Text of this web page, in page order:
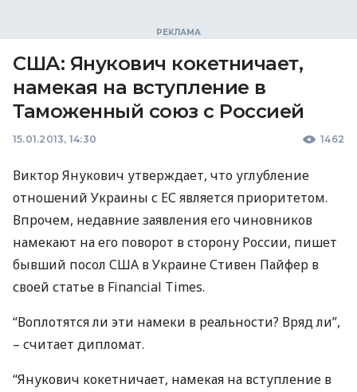
США: Янукович кокетничает,
намекая на вступление в
Таможенный союз с Россией
15.01.2013, 14:30 1462
Виктор Янукович утверждает, что углубление
отношений Украины с ЕС является приоритетом.
Впрочем, недавние заявления его чиновников
намекают на его поворот в сторону России, пишет
бывший посол США в Украине Стивен Пайфер в
своей статье в Financial Times.
“Воплотятся ли эти намеки в реальности? Вряд ли”,
– считает дипломат.
“Янукович кокетничает, намекая на вступление в